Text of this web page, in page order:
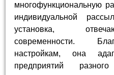
многофункциональную
индивидуальной
установка,
современности.
настройкам, она
предприятий